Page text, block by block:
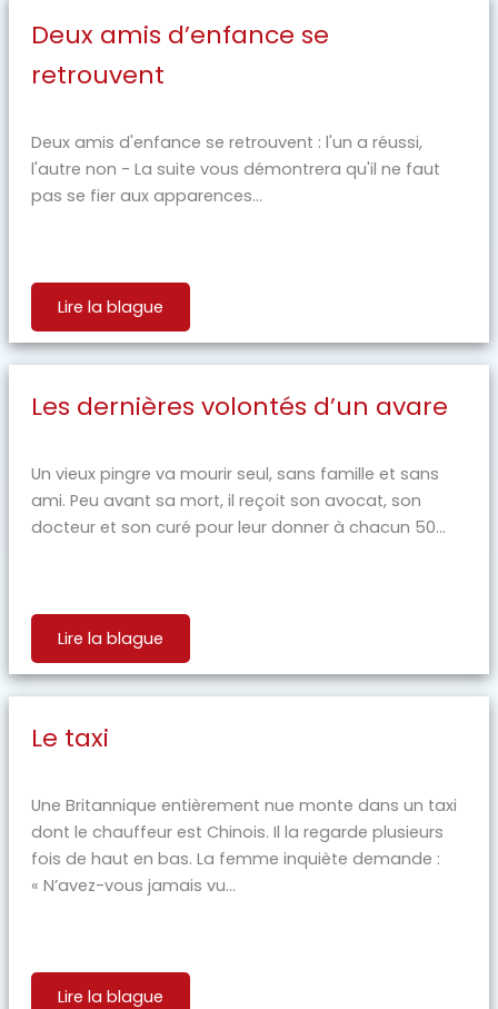
Deux amis d’enfance se
retrouvent
Deux amis d'enfance se retrouvent : l'un a réussi,
l'autre non - La suite vous démontrera qu'il ne faut
pas se fier aux apparences...
Lire la blague
Les dernières volontés d’un avare
Un vieux pingre va mourir seul, sans famille et sans
ami. Peu avant sa mort, il reçoit son avocat, son
docteur et son curé pour leur donner à chacun 50...
Lire la blague
Le taxi
Une Britannique entièrement nue monte dans un taxi
dont le chauffeur est Chinois. Il la regarde plusieurs
fois de haut en bas. La femme inquiète demande :
« N’avez-vous jamais vu...
Lire la blague